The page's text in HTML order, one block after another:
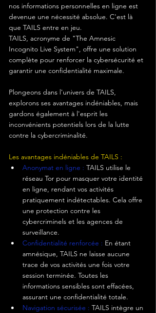
nos informations personnelles en ligne est
devenue une nécessité absolue. C'est là
que TAILS entre en jeu.
TAILS, acronyme de "The Amnesic
Incognito Live System", offre une solution
complète pour renforcer la cybersécurité et
garantir une confidentialité maximale.
Plongeons dans l'univers de TAILS,
explorons ses avantages indéniables, mais
gardons également à l'esprit les
inconvénients potentiels lors de la lutte
contre la cybercriminalité.
Les avantages indéniables de TAILS :
Anonymat en ligne : TAILS utilise le
réseau Tor pour masquer votre identité
en ligne, rendant vos activités
pratiquement indétectables. Cela offre
une protection contre les
cybercriminels et les agences de
surveillance.
Confidentialité renforcée : En étant
amnésique, TAILS ne laisse aucune
trace de vos activités une fois votre
session terminée. Toutes les
informations sensibles sont effacées,
assurant une confidentialité totale.
Navigation sécurisée : TAILS intègre un